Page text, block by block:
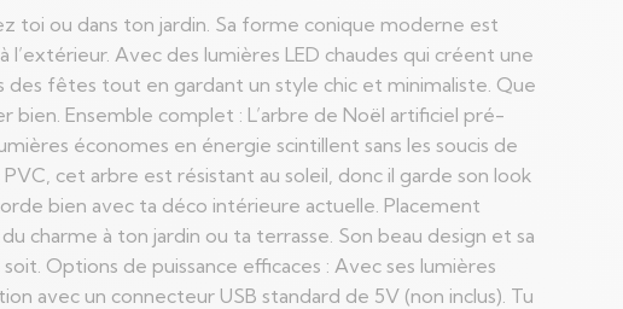
toi ou dans ton jardin. Sa forme conique moderne est
Avec des lumières LED chaudes qui créent une
fêtes tout en gardant un style chic et minimaliste. Que
Ensemble complet : L’arbre de Noël artificiel pré-
économes en énergie scintillent sans les soucis de
cet arbre est résistant au soleil, donc il garde son look
bien avec ta déco intérieure actuelle. Placement
charme à ton jardin ou ta terrasse. Son beau design et sa
Options de puissance efficaces : Avec ses lumières
avec un connecteur USB standard de 5V (non inclus). Tu